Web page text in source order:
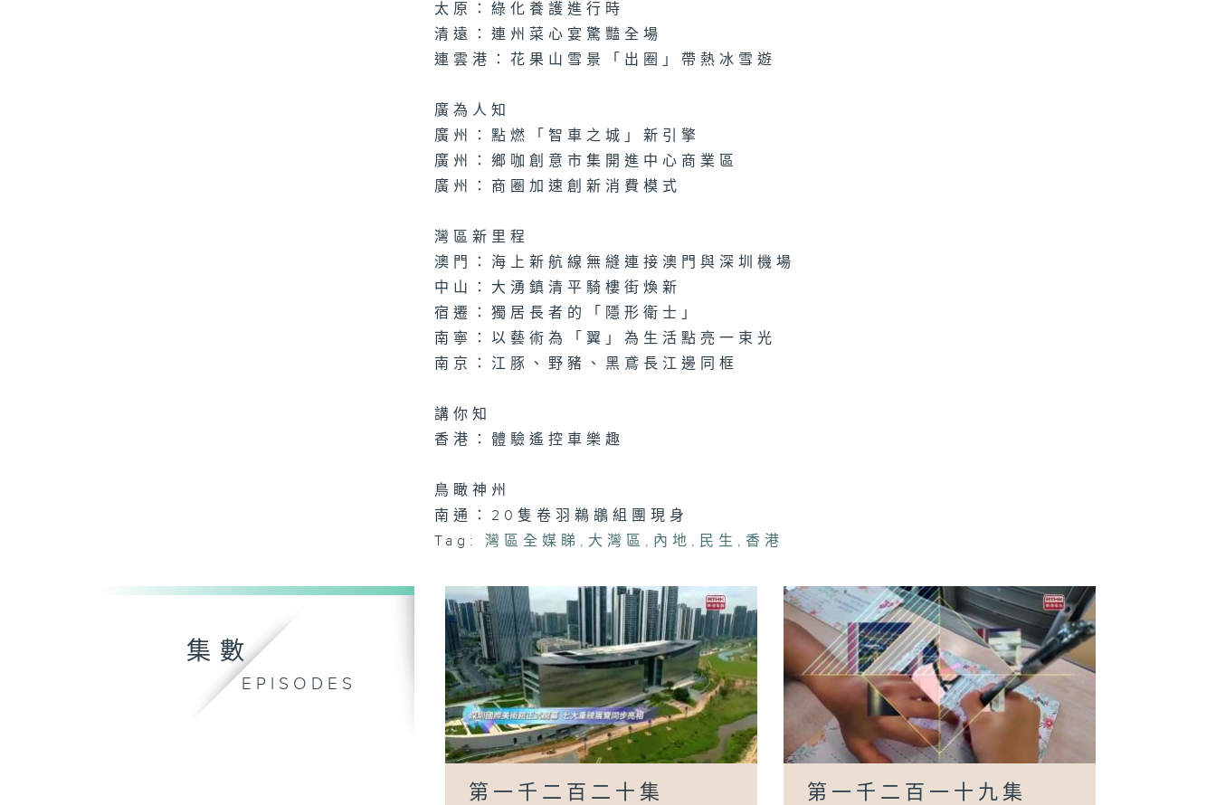
太原：綠化養護進行時
清遠：連州菜心宴驚豔全場
連雲港：花果山雪景「出圈」帶熱冰雪遊
廣為人知
廣州：點燃「智車之城」新引擎
廣州：鄉咖創意市集開進中心商業區
廣州：商圈加速創新消費模式
灣區新里程
澳門：海上新航線無縫連接澳門與深圳機場
中山：大湧鎮清平騎樓街煥新
宿遷：獨居長者的「隱形衛士」
南寧：以藝術為「翼」為生活點亮一束光
南京：江豚、野豬、黑鳶長江邊同框
講你知
香港：體驗遙控車樂趣
鳥瞰神州
南通：20隻卷羽鵜鶘組團現身
Tag:
灣區全媒睇 , 大灣區 , 內地 , 民生 , 香港
集數
EPISODES
第一千二百二十集 第一千二百一十九集